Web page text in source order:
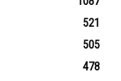
521
505
478